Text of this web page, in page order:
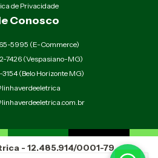
de Privacidade
Conosco
5995 (E-Commerce)
7426 (Vespasiano-MG)
3154 (Belo Horizonte MG)
- 12.485.914/0001-79